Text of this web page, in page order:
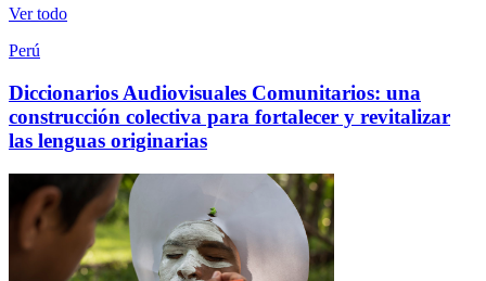
Ver todo
Perú
Diccionarios Audiovisuales Comunitarios: una
construcción colectiva para fortalecer y revitalizar
las lenguas originarias